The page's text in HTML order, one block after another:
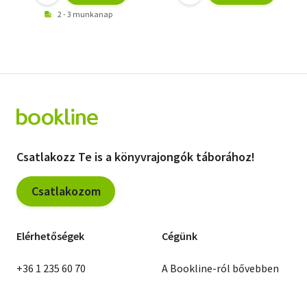
2 - 3 munkanap
Csatlakozz Te is a könyvrajongók táborához!
Csatlakozom
Elérhetőségek
+36 1 235 60 70
Cégünk
A Bookline-ról bővebben